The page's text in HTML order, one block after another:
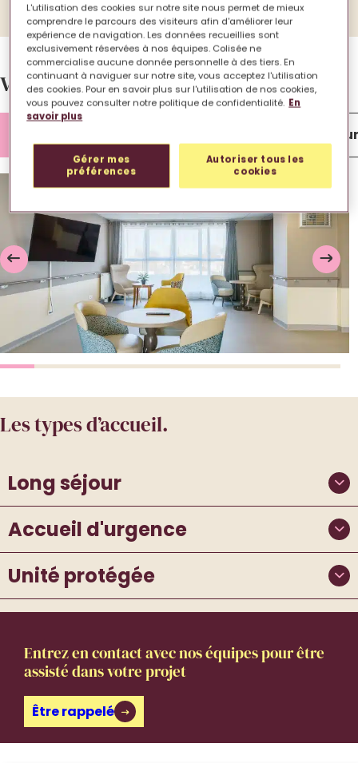
Votre EHPAD en images.
Extérieur
Les types d’accueil.
Long séjour
Accueil d'urgence
Unité protégée
Entrez en contact avec nos équipes pour être
assisté dans votre projet
Être rappelé
L'utilisation des cookies sur notre site nous permet de mieux
comprendre le parcours des visiteurs afin d'améliorer leur
expérience de navigation. Les données recueillies sont
exclusivement réservées à nos équipes. Colisée ne
commercialise aucune donnée personnelle à des tiers. En
continuant à naviguer sur notre site, vous acceptez l'utilisation
des cookies. Pour en savoir plus sur l'utilisation de nos cookies,
vous pouvez consulter notre politique de confidentialité. En
savoir plus
Gérer mes
préférences
Autoriser tous les
cookies